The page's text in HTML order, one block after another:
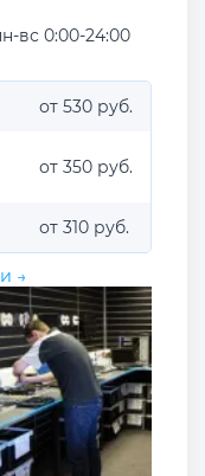
вс 0:00-24:00
от 530 руб.
от 350 руб.
от 310 руб.
→